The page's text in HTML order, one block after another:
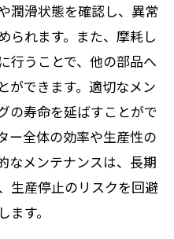
潤滑状態を確認し、異常
られます。また、摩耗し
行うことで、他の部品へ
ができます。適切なメン
の寿命を延ばすことがで
ー全体の効率や生産性の
なメンテナンスは、長期
生産停止のリスクを回避
す。